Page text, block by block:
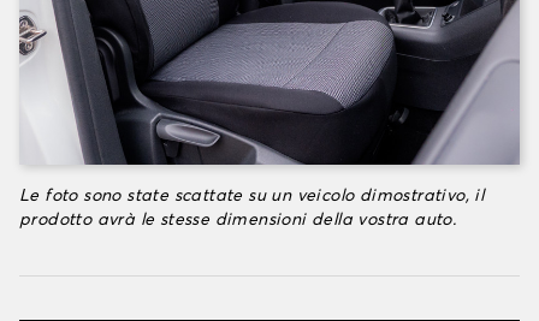
Le foto sono state scattate su un veicolo dimostrativo, il
prodotto avrà le stesse dimensioni della vostra auto.